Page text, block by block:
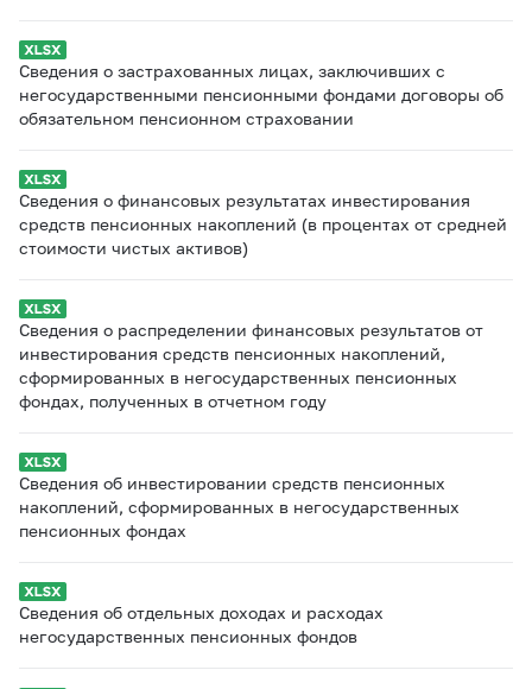
Сведения о застрахованных лицах, заключивших с
негосударственными пенсионными фондами договоры об
обязательном пенсионном страховании
Сведения о финансовых результатах инвестирования
средств пенсионных накоплений (в процентах от средней
стоимости чистых активов)
Сведения о распределении финансовых результатов от
инвестирования средств пенсионных накоплений,
сформированных в негосударственных пенсионных
фондах, полученных в отчетном году
Сведения об инвестировании средств пенсионных
накоплений, сформированных в негосударственных
пенсионных фондах
Сведения об отдельных доходах и расходах
негосударственных пенсионных фондов